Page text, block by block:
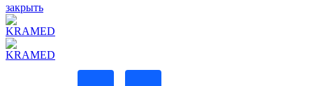
закрыть